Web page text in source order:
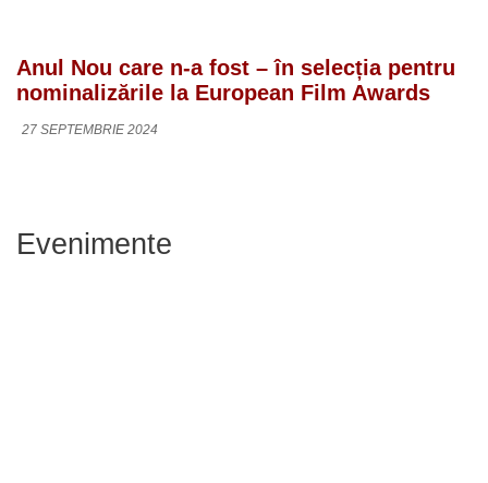
Anul Nou care n-a fost – în selecția pentru
nominalizările la European Film Awards
27 SEPTEMBRIE 2024
Evenimente